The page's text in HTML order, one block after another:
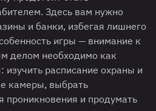
Здесь вам нужно
и банки, избегая лишнего
игры — внимание к
делом необходимо как
изучить расписание охраны и
камеры, выбрать
проникновения и продумать